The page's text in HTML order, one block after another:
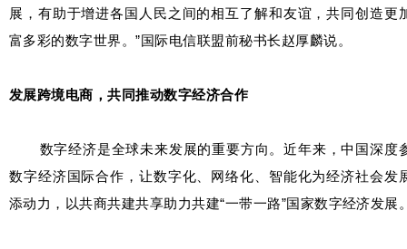
展，有助于增进各国人民之间的相互了解和友谊，共同创造更
富多彩的数字世界。”国际电信联盟前秘书长赵厚麟说。
发展跨境电商，共同推动数字经济合作
数字经济是全球未来发展的重要方向。近年来，中国深度
数字经济国际合作，让数字化、网络化、智能化为经济社会发
添动力，以共商共建共享助力共建“一带一路”国家数字经济发展